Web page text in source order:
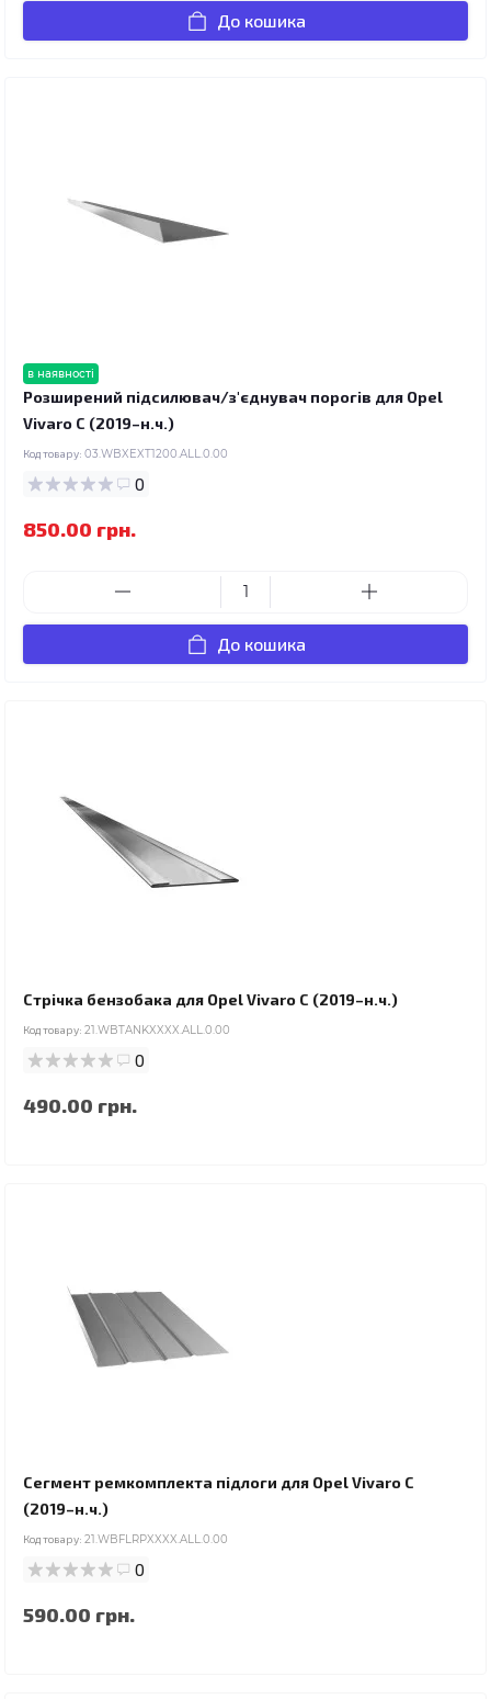
До кошика
в наявності
Розширений підсилювач/з'єднувач порогів для Opel
Vivaro C (2019–н.ч.)
Код товару: 03.WBXEXT1200.ALL.0.00
0
850.00 грн.
До кошика
Стрічка бензобака для Opel Vivaro C (2019–н.ч.)
Код товару: 21.WBTANKXXXX.ALL.0.00
0
490.00 грн.
Сегмент ремкомплекта підлоги для Opel Vivaro C
(2019–н.ч.)
Код товару: 21.WBFLRPXXXX.ALL.0.00
0
590.00 грн.